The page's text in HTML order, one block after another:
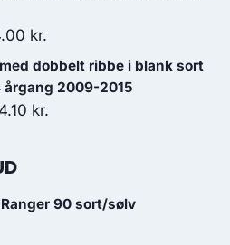
kr..7,406.00 kr..
kr.
aktuelle
pris
dobbelt ribbe i blank sort
årgang 2009-2015
kr..
kr.
584.10 kr..
90 sort/sølv